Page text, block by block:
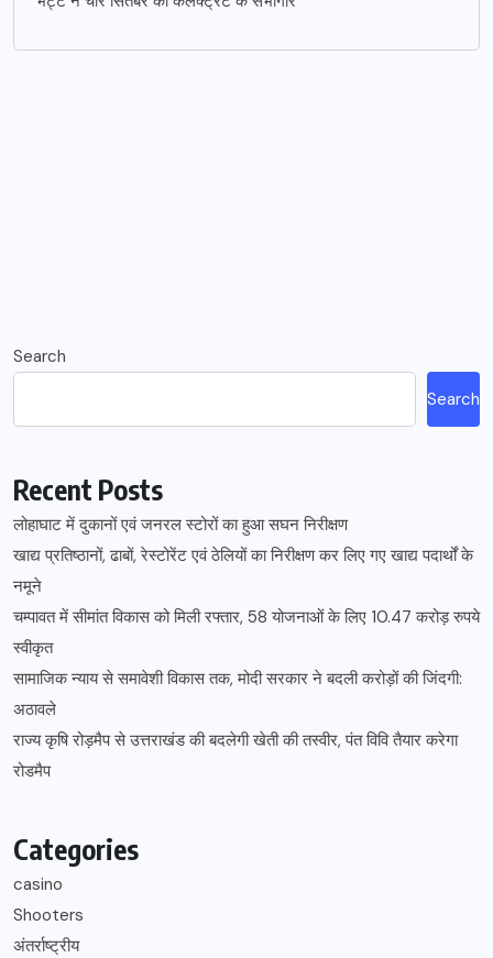
Search
Search
Recent Posts
लोहाघाट में दुकानों एवं जनरल स्टोरों का हुआ सघन निरीक्षण
खाद्य प्रतिष्ठानों, ढाबों, रेस्टोरेंट एवं ठेलियों का निरीक्षण कर लिए गए खाद्य पदार्थों के
नमूने
चम्पावत में सीमांत विकास को मिली रफ्तार, 58 योजनाओं के लिए 10.47 करोड़ रुपये
स्वीकृत
सामाजिक न्याय से समावेशी विकास तक, मोदी सरकार ने बदली करोड़ों की जिंदगी:
अठावले
राज्य कृषि रोड़मैप से उत्तराखंड की बदलेगी खेती की तस्वीर, पंत विवि तैयार करेगा
रोडमैप
Categories
casino
Shooters
अंतर्राष्ट्रीय